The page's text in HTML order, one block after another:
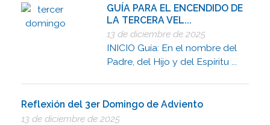
GUÍA PARA EL ENCENDIDO DE
LA TERCERA VEL...
13 de diciembre de 2025
INICIO Guía: En el nombre del
Padre, del Hijo y del Espíritu ...
Reflexión del 3er Domingo de Adviento
13 de diciembre de 2025